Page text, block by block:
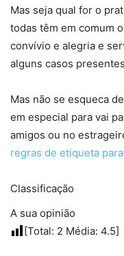
Mas seja qual for o
todas têm em comum
convívio e alegria e
alguns casos
Mas não se esqueca
em especial para vai
amigos ou no
regras de etiqueta
Classificação
A sua opinião
[Total: 2 Média: 4.5]